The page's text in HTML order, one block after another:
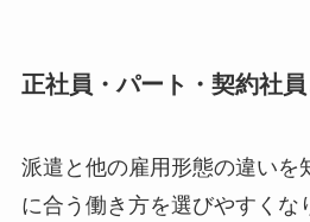
正社員・パート・契約社
派遣と他の雇用形態の違いを
に合う働き方を選びやすくな